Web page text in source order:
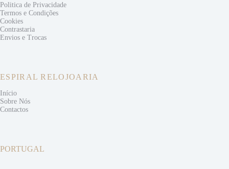
Politica de Privacidade
Termos e Condições
Cookies
Contrastaria
Envios e Trocas
ESPIRAL RELOJOARIA
Início
Sobre Nós
Contactos
PORTUGAL